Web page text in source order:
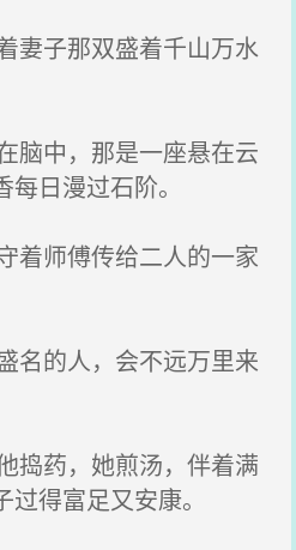
妻子那双盛着千山万水
脑中，那是一座悬在云
日漫过石阶。
着师傅传给二人的一家
名的人，会不远万里来
捣药，她煎汤，伴着满
得富足又安康。